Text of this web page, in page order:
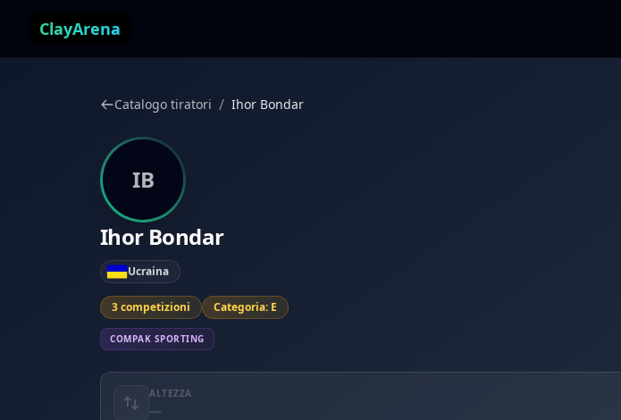
ClayArena
Catalogo tiratori / Ihor Bondar
IB
Ihor Bondar
Ucraina
3 competizioni Categoria: E
COMPAK SPORTING
ALTEZZA
—